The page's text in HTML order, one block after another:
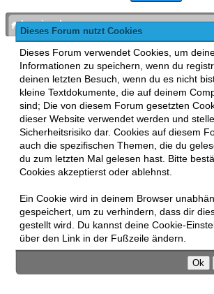
Dieses Forum nutzt Cookies
Dieses Forum verwendet Cookies, um
Informationen zu speichern, wenn du
deinen letzten Besuch, wenn du es nicht
kleine Textdokumente, die auf deinem
sind; Die von diesem Forum gesetzten
dieser Website verwendet werden und
Sicherheitsrisiko dar. Cookies auf diesem
auch die spezifischen Themen, die du
du zum letzten Mal gelesen hast. Bitte
Cookies akzeptierst oder ablehnst.
Ein Cookie wird in deinem Browser
gespeichert, um zu verhindern, dass dir
gestellt wird. Du kannst deine Cookie-
über den Link in der Fußzeile ändern.
bronies.de
MyBB , mobile Fassung: MyBB
Zur Desktop-Version wechseln
This forum usesLukasz Tkacz